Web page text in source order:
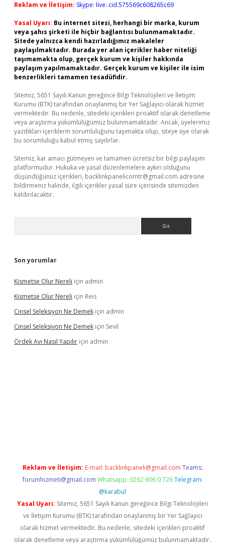
Reklam ve İletişim: Skype: live:.cid.575569c608265c69
Yasal Uyarı: Bu internet sitesi, herhangi bir marka, kurum
veya şahıs şirketi ile hiçbir bağlantısı bulunmamaktadır.
Sitede yalnızca kendi hazırladığımız makaleler
paylaşılmaktadır. Burada yer alan içerikler haber niteliği
taşımamakta olup, gerçek kurum ve kişiler hakkında
paylaşım yapılmamaktadır. Gerçek kurum ve kişiler ile isim
benzerlikleri tamamen tesadüfidir.
Sitemiz, 5651 Sayılı Kanun gereğince Bilgi Teknolojileri ve İletişim
Kurumu (BTK) tarafından onaylanmış bir Yer Sağlayıcı olarak hizmet
vermektedir. Bu nedenle, sitedeki içerikleri proaktif olarak denetleme
veya araştırma yükümlülüğümüz bulunmamaktadır. Ancak, üyelerimiz
yazdıkları içeriklerin sorumluluğunu taşımakta olup, siteye üye olarak
bu sorumluluğu kabul etmiş sayılırlar.
Sitemiz, kar amacı gütmeyen ve tamamen ücretsiz bir bilgi paylaşım
platformudur. Hukuka ve yasal düzenlemelere aykırı olduğunu
düşündüğünüz içerikleri, backlinkpanelicomtr@gmail.com adresine
bildirmeniz halinde, ilgili içerikler yasal süre içerisinde sitemizden
kaldırılacaktır.
Son yorumlar
Kismetse Olur Nereli için admin
Kismetse Olur Nereli için Reis
Cinsel Seleksiyon Ne Demek için admin
Cinsel Seleksiyon Ne Demek için Sevil
Ördek Avı Nasıl Yapılır için admin
Reklam ve İletişim: E-mail: backlinkpaneli@gmail.com Teams:
forumhizmeti@gmail.com Whatsapp: 0262 606 0 726 Telegram:
@karabul
Yasal Uyarı: Sitemiz, 5651 Sayılı Kanun gereğince Bilgi Teknolojileri
ve İletişim Kurumu (BTK) tarafından onaylanmış bir Yer Sağlayıcı
olarak hizmet vermektedir. Bu nedenle, sitedeki içerikleri proaktif
olarak denetleme veya araştırma yükümlülüğümüz bulunmamaktadır.